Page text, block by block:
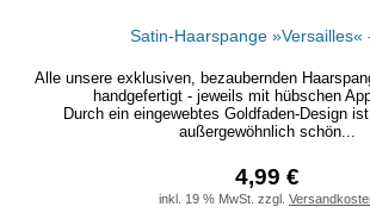
Satin-Haarspange »Versailles«
Alle unsere exklusiven, bezaubernden
handgefertigt - jeweils mit hübschen
Durch ein eingewebtes Goldfaden-Design
außergewöhnlich schön...
4,99 €
inkl. 19 % MwSt. zzgl.